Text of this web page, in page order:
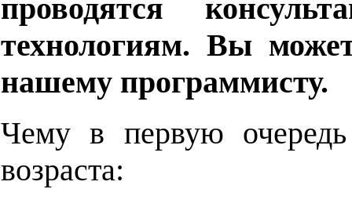
проводятся
технологиям. Вы
нашему программисту.
Чему в первую
возраста: